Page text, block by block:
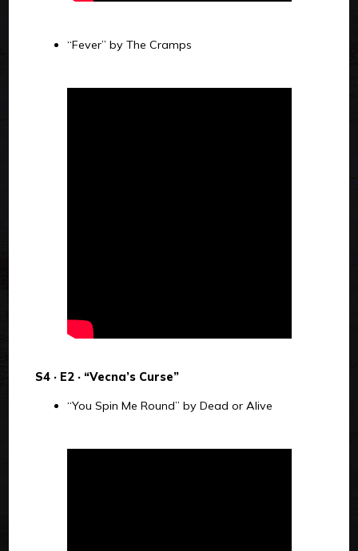
“Fever” by The Cramps
S4 · E2 · “Vecna’s Curse”
“You Spin Me Round” by Dead or Alive